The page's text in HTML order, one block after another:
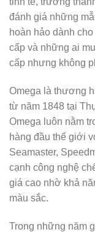
đánh giá những
hoàn hảo dành
cấp và những ai
cấp nhưng không
Omega là thương
từ năm 1848 tại
Omega luôn nằm
hàng đầu thế giới
Seamaster,
cạnh công nghệ
giá cao nhờ khả
màu sắc.
Trong những năm